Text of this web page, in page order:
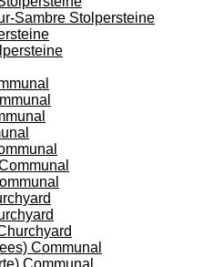
Sambre Stolpersteine
Communal
Communal